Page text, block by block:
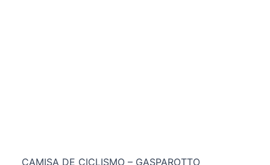
CAMISA DE CICLISMO – GASPAROTTO